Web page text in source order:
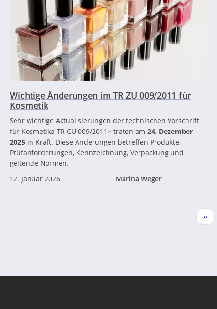
Wichtige Änderungen im TR ZU 009/2011 für
Kosmetik
Sehr wichtige Aktualisierungen der technischen Vorschrift
für Kosmetika TR CU 009/2011> traten am 24. Dezember
2025 in Kraft. Diese Änderungen betreffen Produkte,
Prüfanforderungen, Kennzeichnung, Verpackung und
geltende Normen.
12. Januar 2026
Marina Weger
››